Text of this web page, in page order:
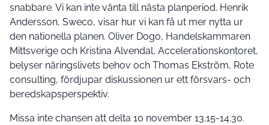
snabbare. Vi kan inte vänta till nästa planperiod. Henrik
Andersson, Sweco, visar hur vi kan få ut mer nytta ur
den nationella planen. Oliver Dogo, Handelskammaren
Mittsverige och Kristina Alvendal, Accelerationskontoret,
belyser näringslivets behov och Thomas Ekström, Rote
consulting, fördjupar diskussionen ur ett försvars- och
beredskapsperspektiv.
Missa inte chansen att delta 10 november 13.15-14.30.